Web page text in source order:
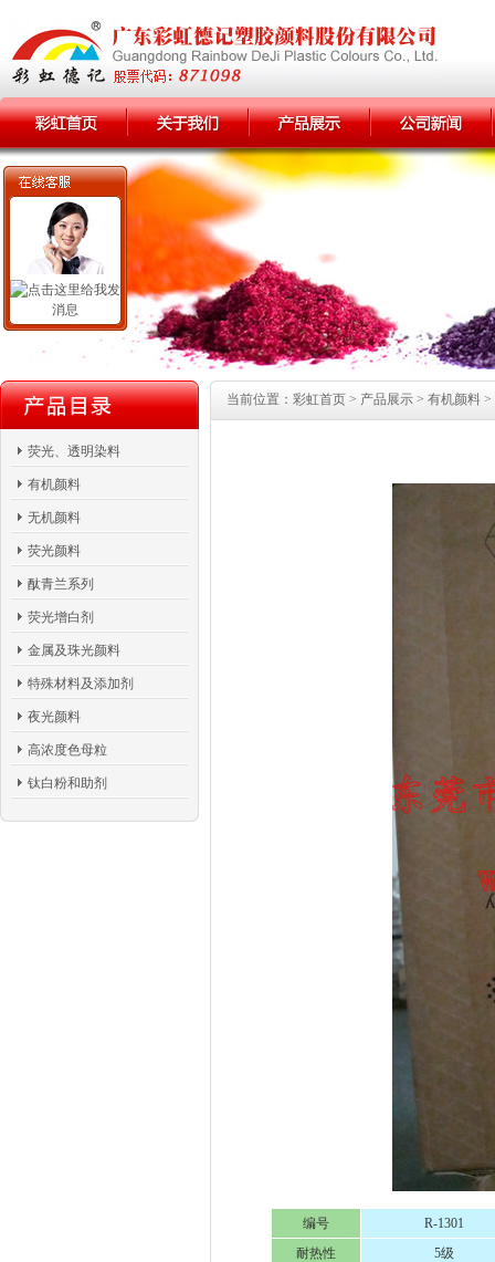
荧光、透明染料
有机颜料
无机颜料
荧光颜料
酞青兰系列
荧光增白剂
金属及珠光颜料
特殊材料及添加剂
夜光颜料
高浓度色母粒
钛白粉和助剂
当前位置：彩虹首页 > 产品展示 > 有机颜料 >
编号
R-1301
耐热性
5级